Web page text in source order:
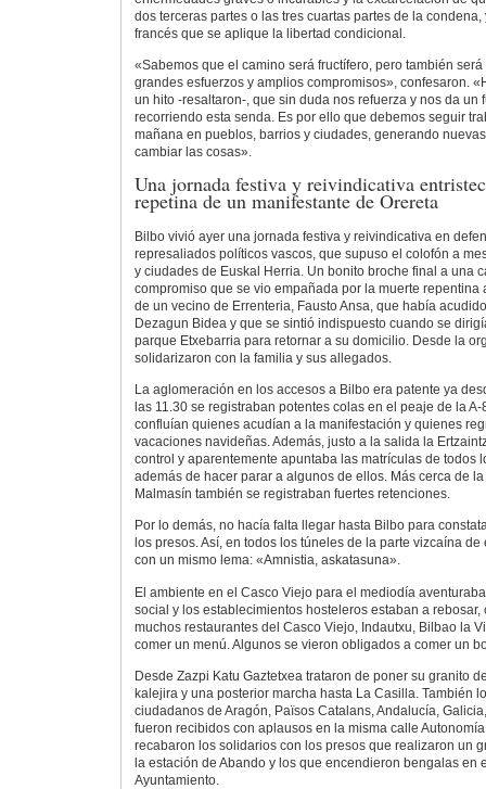
dos terceras partes o las tres cuartas partes de la
francés que se aplique la libertad condicional.
«Sabemos que el camino será fructífero, pero también
grandes esfuerzos y amplios compromisos», confesaron.
un hito -resaltaron-, que sin duda nos refuerza y nos da un
recorriendo esta senda. Es por ello que debemos seguir
mañana en pueblos, barrios y ciudades, generando
cambiar las cosas».
Una jornada festiva y reivindicativa
repetina de un manifestante de Orereta
Bilbo vivió ayer una jornada festiva y reivindicativa en
represaliados políticos vascos, que supuso el colofón a
y ciudades de Euskal Herria. Un bonito broche final a una
compromiso que se vio empañada por la muerte repentina
de un vecino de Errenteria, Fausto Ansa, que había
Dezagun Bidea y que se sintió indispuesto cuando se
parque Etxebarria para retornar a su domicilio. Desde la
solidarizaron con la familia y sus allegados.
La aglomeración en los accesos a Bilbo era patente ya
las 11.30 se registraban potentes colas en el peaje de la
confluían quienes acudían a la manifestación y quienes
vacaciones navideñas. Además, justo a la salida la
control y aparentemente apuntaba las matrículas de todos
además de hacer parar a algunos de ellos. Más cerca de
Malmasín también se registraban fuertes retenciones.
Por lo demás, no hacía falta llegar hasta Bilbo para
los presos. Así, en todos los túneles de la parte vizcaína
con un mismo lema: «Amnistia, askatasuna».
El ambiente en el Casco Viejo para el mediodía
social y los establecimientos hosteleros estaban a
muchos restaurantes del Casco Viejo, Indautxu, Bilbao la
comer un menú. Algunos se vieron obligados a comer un
Desde Zazpi Katu Gaztetxea trataron de poner su granito
kalejira y una posterior marcha hasta La Casilla. También
ciudadanos de Aragón, Països Catalans, Andalucía,
fueron recibidos con aplausos en la misma calle
recabaron los solidarios con los presos que realizaron un
la estación de Abando y los que encendieron bengalas en
Ayuntamiento.